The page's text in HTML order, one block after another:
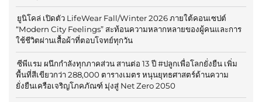
ยูนิโคล่ เปิดตัว LifeWear Fall/Winter 2026 ภายใต้คอนเซปต์
“Modern City Feelings” สะท้อนความหลากหลายของผู้คนและการ
ใช้ชีวิตผ่านเสื้อผ้าที่ตอบโจทย์ทุกวัน
ซีพีแรม ผนึกกำลังทุกภาคส่วน สานต่อ 13 ปี #ปลูกเพื่อโลกยั่งยืน เพิ่ม
พื้นที่สีเขียวกว่า 288,000 ตารางเมตร หนุนยุทธศาสตร์ด้านความ
ยั่งยืนเครือเจริญโภคภัณฑ์ มุ่งสู่ Net Zero 2050